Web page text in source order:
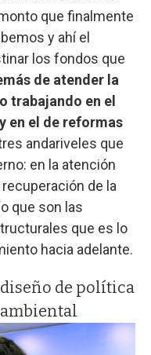
que finalmente
y ahí el
los fondos que
de atender la
trabajando en el
en el de reformas
andariveles que
en la atención
de la
que son las
que es lo
hacia adelante.
de política